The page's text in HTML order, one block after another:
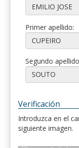
Primer apellido:
Segundo
Verificación
Introduzca en el
siguiente imagen.